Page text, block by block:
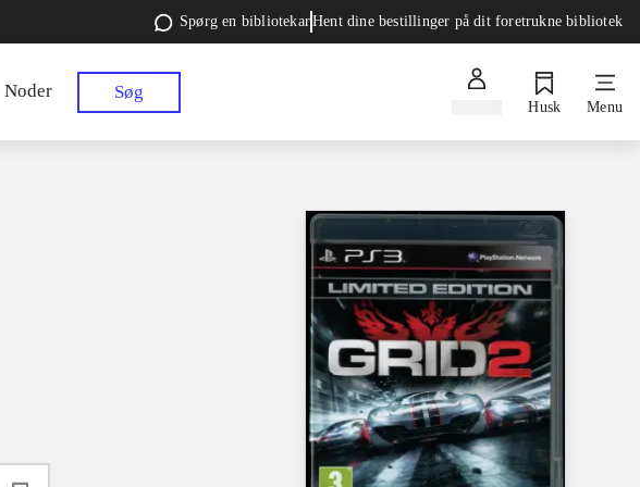
Spørg en bibliotekarHent dine bestillinger på dit foretrukne bibliotek
Noder Søg
Husk Menu